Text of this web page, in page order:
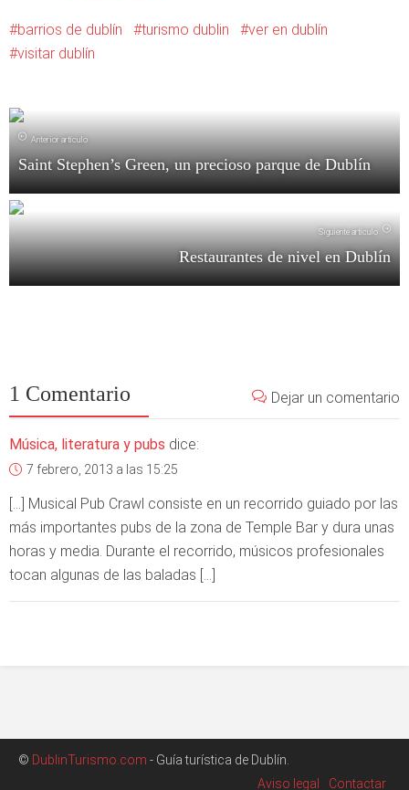
barrios de dublín turismo dublin
ver en dublín
visitar dublín
Anterior artículo
Saint Stephen’s Green, un precioso parque de Dublín
Siguiente artículo
Restaurantes de nivel en Dublín
1 Comentario Dejar un comentario
Música, literatura y pubs dice:
7 febrero, 2013 a las 15:25
[…] Musical Pub Crawl consiste en un recorrido guiado por las
más importantes pubs de la zona de Temple Bar y dura unas
horas y media. Durante el recorrido, músicos profesionales
tocan algunas de las baladas […]
© DublinTurismo.com - Guía turística de Dublín.
Aviso legal
Contactar